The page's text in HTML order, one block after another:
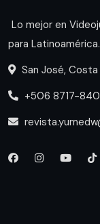
Lo mejor en
para Latinoamérica.
San José, Costa
+506 8717-